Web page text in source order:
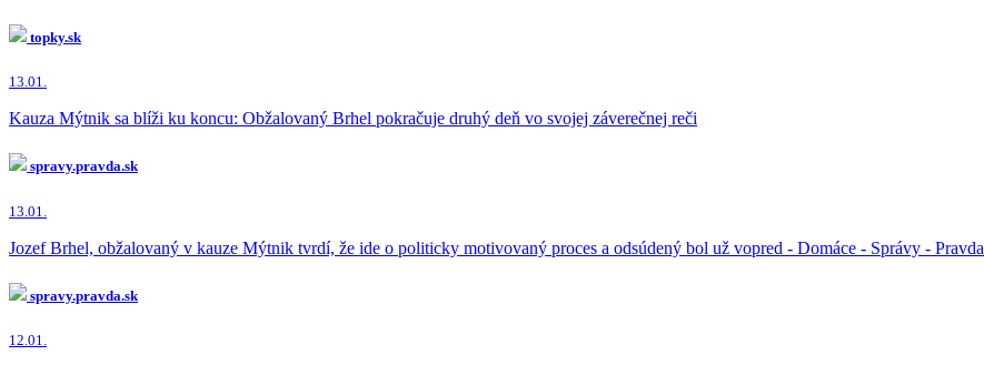
topky.sk
13.01.
Kauza Mýtnik sa blíži ku koncu: Obžalovaný Brhel pokračuje druhý deň vo svojej záverečnej reči
spravy.pravda.sk
13.01.
Jozef Brhel, obžalovaný v kauze Mýtnik tvrdí, že ide o politicky motivovaný proces a odsúdený bol už vopred - Domáce - Správy - Pravda
spravy.pravda.sk
12.01.